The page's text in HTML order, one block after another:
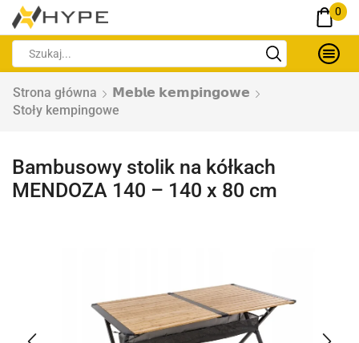
0
Strona główna
𝗠𝗲𝗯𝗹𝗲 𝗸𝗲𝗺𝗽𝗶𝗻𝗴𝗼𝘄𝗲
Stoły kempingowe
Bambusowy stolik na kółkach
MENDOZA 140 – 140 x 80 cm